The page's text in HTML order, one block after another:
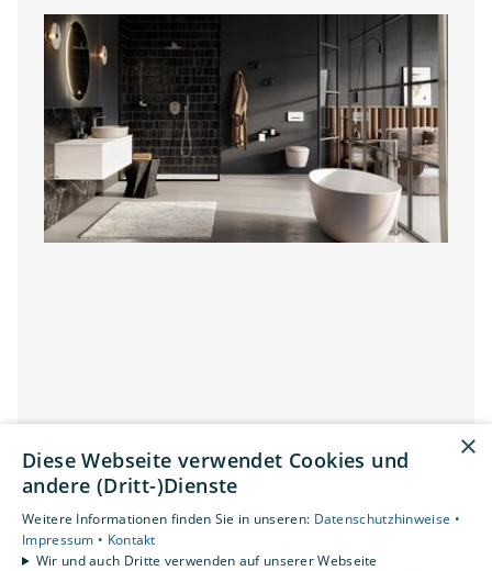
Bad-Budgetplaner
Es gibt viele Ideen, wie Ihr neues Bad
×
Diese Webseite verwendet Cookies und
andere (Dritt-)Dienste
Weitere Informationen finden Sie in unseren: Datenschutzhinweise •
Impressum • Kontakt
Wir und auch Dritte verwenden auf unserer Webseite